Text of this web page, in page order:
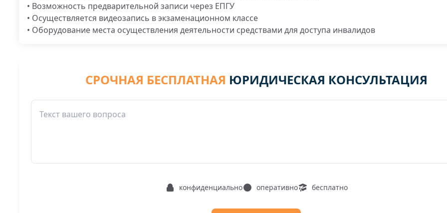
• Возможность предварительной записи через ЕПГУ
• Осуществляется видеозапись в экзаменационном классе
• Оборудование места осуществления деятельности средствами для доступа инвалидов
СРОЧНАЯ БЕСПЛАТНАЯ ЮРИДИЧЕСКАЯ КОНСУЛЬТАЦИЯ
конфиденциально оперативно бесплатно